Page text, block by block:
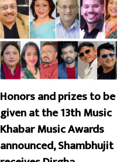
Honors and prizes to be
given at the 13th Music
Khabar Music Awards
announced, Shambhujit